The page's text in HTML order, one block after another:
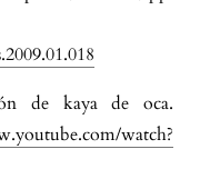
de kaya de oca.
watch?